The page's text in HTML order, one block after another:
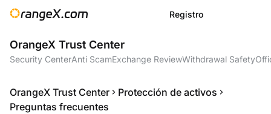
Registro
OrangeX Trust Center
Security CenterAnti ScamExchange ReviewWithdrawal Safety
OrangeX Trust Center
Protección de activos
Preguntas frecuentes